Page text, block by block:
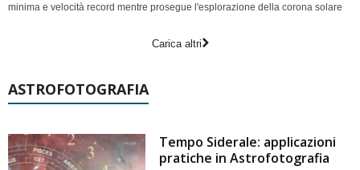
minima e velocità record mentre prosegue l'esplorazione della corona solare
Carica altri
ASTROFOTOGRAFIA
Tempo Siderale: applicazioni
pratiche in Astrofotografia